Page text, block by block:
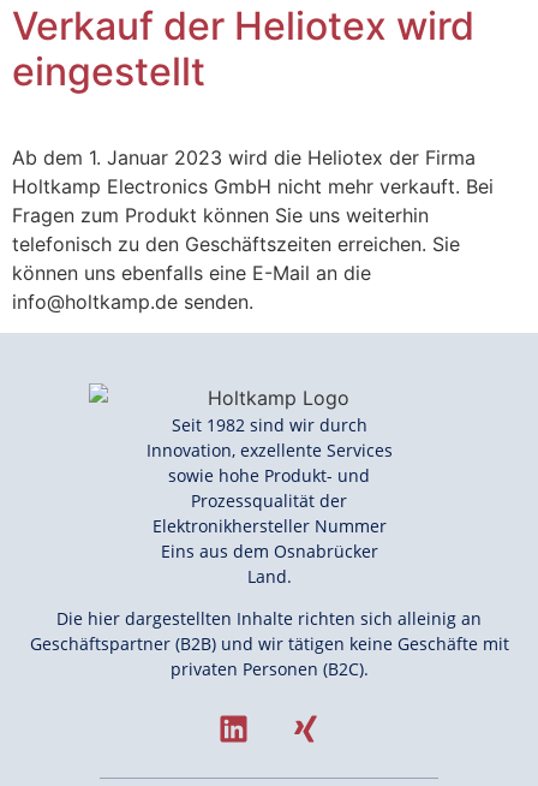
Verkauf der Heliotex wird
eingestellt
Ab dem 1. Januar 2023 wird die Heliotex der Firma
Holtkamp Electronics GmbH nicht mehr verkauft. Bei
Fragen zum Produkt können Sie uns weiterhin
telefonisch zu den Geschäftszeiten erreichen. Sie
können uns ebenfalls eine E-Mail an die
info@holtkamp.de senden.
Seit 1982 sind wir durch
Innovation, exzellente Services
sowie hohe Produkt- und
Prozessqualität der
Elektronikhersteller Nummer
Eins aus dem Osnabrücker
Land.
Die hier dargestellten Inhalte richten sich alleinig an
Geschäftspartner (B2B) und wir tätigen keine Geschäfte mit
privaten Personen (B2C).